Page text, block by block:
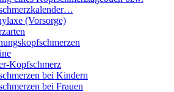
(Vorsorge)
Kopfschmerz
bei Kindern
bei Frauen